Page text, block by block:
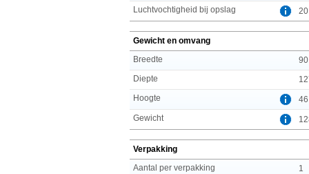
Luchtvochtigheid bij opslag
Gewicht en omvang
Breedte
Diepte
Hoogte
Gewicht
Verpakking
Aantal per verpakking
1